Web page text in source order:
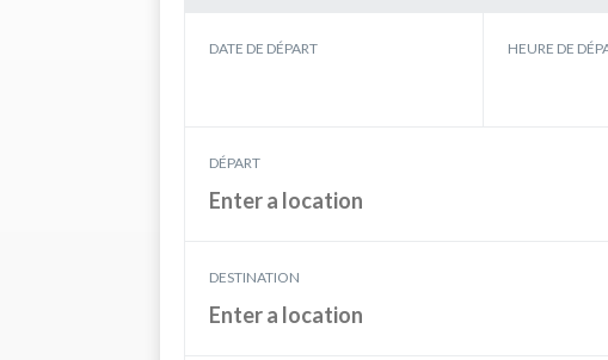
DATE DE DÉPART HEURE DE
DÉPART
DESTINATION